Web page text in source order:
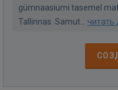
gümnaasiumi tasemel
Tallinnas. Samut... читать